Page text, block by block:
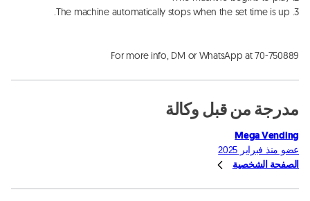
For more info, DM or WhatsApp at 70-750889
مدرجة من قبل وكالة
Mega Vending
عضو منذ فبراير 2025
الصفحة الشخصية